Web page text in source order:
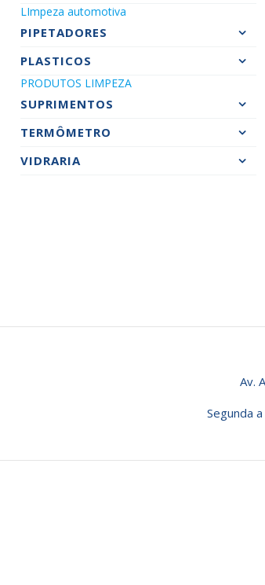
LImpeza automotiva
PIPETADORES
PLASTICOS
PRODUTOS LIMPEZA
SUPRIMENTOS
TERMÔMETRO
VIDRARIA
Av.
Segunda